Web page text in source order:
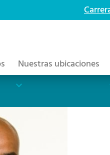
Nuestras ubicaciones